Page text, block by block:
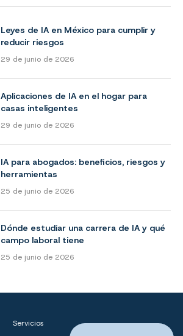
Leyes de IA en México para cumplir y
reducir riesgos
29 de junio de 2026
Aplicaciones de IA en el hogar para
casas inteligentes
29 de junio de 2026
IA para abogados: beneficios, riesgos y
herramientas
25 de junio de 2026
Dónde estudiar una carrera de IA y qué
campo laboral tiene
25 de junio de 2026
Servicios